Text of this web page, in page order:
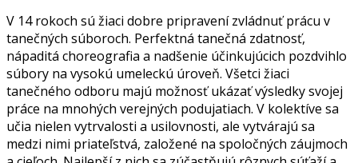
V 14 rokoch sú žiaci dobre pripravení zvládnuť prácu v
tanečných súboroch. Perfektná tanečná zdatnosť,
nápaditá choreografia a nadšenie účinkujúcich pozdvihlo
súbory na vysokú umeleckú úroveň. Všetci žiaci
tanečného odboru majú možnosť ukázať výsledky svojej
práce na mnohých verejných podujatiach. V kolektíve sa
učia nielen vytrvalosti a usilovnosti, ale vytvárajú sa
medzi nimi priateľstvá, založené na spoločných záujmoch